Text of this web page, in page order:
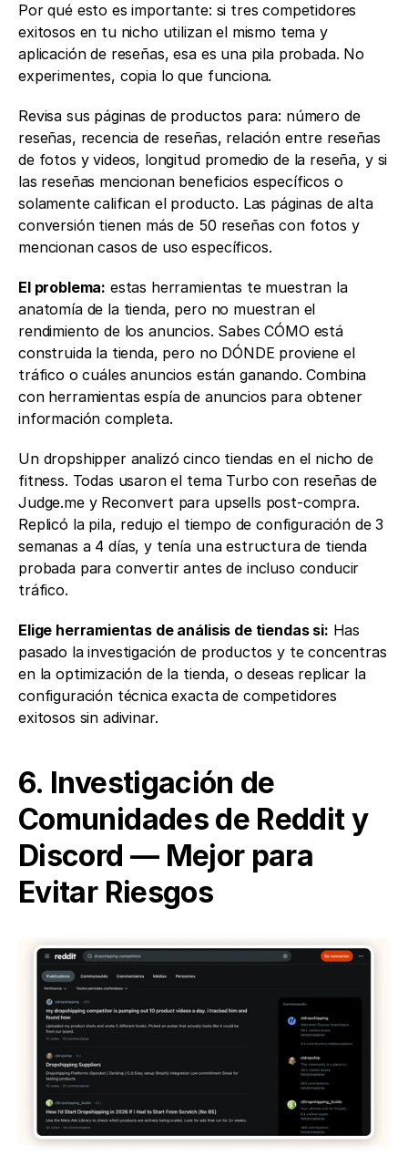
Por qué esto es importante: si tres competidores
exitosos en tu nicho utilizan el mismo tema y
aplicación de reseñas, esa es una pila probada. No
experimentes, copia lo que funciona.
Revisa sus páginas de productos para: número de
reseñas, recencia de reseñas, relación entre reseñas
de fotos y videos, longitud promedio de la reseña, y si
las reseñas mencionan beneficios específicos o
solamente califican el producto. Las páginas de alta
conversión tienen más de 50 reseñas con fotos y
mencionan casos de uso específicos.
El problema: estas herramientas te muestran la
anatomía de la tienda, pero no muestran el
rendimiento de los anuncios. Sabes CÓMO está
construida la tienda, pero no DÓNDE proviene el
tráfico o cuáles anuncios están ganando. Combina
con herramientas espía de anuncios para obtener
información completa.
Un dropshipper analizó cinco tiendas en el nicho de
fitness. Todas usaron el tema Turbo con reseñas de
Judge.me y Reconvert para upsells post-compra.
Replicó la pila, redujo el tiempo de configuración de 3
semanas a 4 días, y tenía una estructura de tienda
probada para convertir antes de incluso conducir
tráfico.
Elige herramientas de análisis de tiendas si: Has
pasado la investigación de productos y te concentras
en la optimización de la tienda, o deseas replicar la
configuración técnica exacta de competidores
exitosos sin adivinar.
6. Investigación de
Comunidades de Reddit y
Discord — Mejor para
Evitar Riesgos